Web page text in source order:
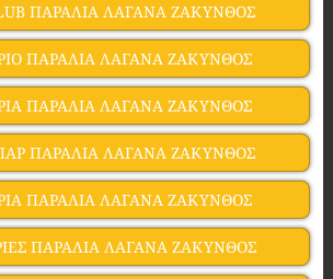
ΠΑΡΑΛΙΑ ΛΑΓΑΝΑ ΖΑΚΥΝΘΟΣ
ΠΑΡΑΛΙΑ ΛΑΓΑΝΑ ΖΑΚΥΝΘΟΣ
ΠΑΡΑΛΙΑ ΛΑΓΑΝΑ ΖΑΚΥΝΘΟΣ
ΠΑΡΑΛΙΑ ΛΑΓΑΝΑ ΖΑΚΥΝΘΟΣ
ΠΑΡΑΛΙΑ ΛΑΓΑΝΑ ΖΑΚΥΝΘΟΣ
ΠΑΡΑΛΙΑ ΛΑΓΑΝΑ ΖΑΚΥΝΘΟΣ